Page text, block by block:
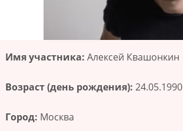
Имя участника: Алексей Квашонкин
Возраст (день рождения): 24.05.1990
Город: Москва